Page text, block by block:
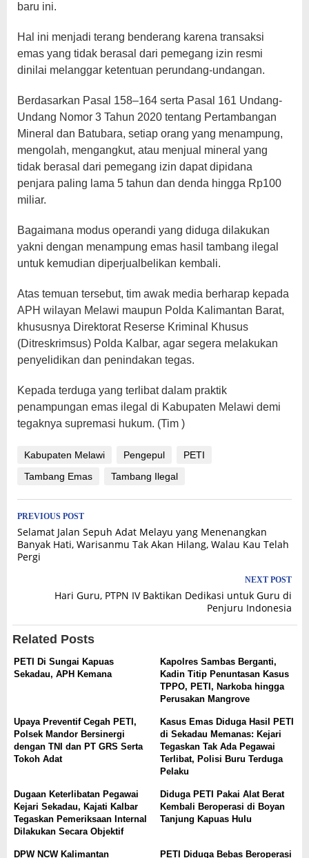
baru ini.
Hal ini menjadi terang benderang karena transaksi
emas yang tidak berasal dari pemegang izin resmi
dinilai melanggar ketentuan perundang-undangan.
Berdasarkan Pasal 158–164 serta Pasal 161 Undang-
Undang Nomor 3 Tahun 2020 tentang Pertambangan
Mineral dan Batubara, setiap orang yang menampung,
mengolah, mengangkut, atau menjual mineral yang
tidak berasal dari pemegang izin dapat dipidana
penjara paling lama 5 tahun dan denda hingga Rp100
miliar.
Bagaimana modus operandi yang diduga dilakukan
yakni dengan menampung emas hasil tambang ilegal
untuk kemudian diperjualbelikan kembali.
Atas temuan tersebut, tim awak media berharap kepada
APH wilayan Melawi maupun Polda Kalimantan Barat,
khususnya Direktorat Reserse Kriminal Khusus
(Ditreskrimsus) Polda Kalbar, agar segera melakukan
penyelidikan dan penindakan tegas.
Kepada terduga yang terlibat dalam praktik
penampungan emas ilegal di Kabupaten Melawi demi
tegaknya supremasi hukum. (Tim )
Kabupaten Melawi Pengepul
PETI
Tambang Emas
Tambang Ilegal
Post
navigation
PREVIOUS POST
Selamat Jalan Sepuh Adat Melayu yang Menenangkan
Banyak Hati, Warisanmu Tak Akan Hilang, Walau Kau Telah
Pergi
NEXT POST
Hari Guru, PTPN IV Baktikan Dedikasi untuk Guru di
Penjuru Indonesia
Related Posts
PETI Di Sungai Kapuas
Sekadau, APH Kemana
Kapolres Sambas Berganti,
Kadin Titip Penuntasan Kasus
TPPO, PETI, Narkoba hingga
Perusakan Mangrove
Upaya Preventif Cegah PETI,
Polsek Mandor Bersinergi
dengan TNI dan PT GRS Serta
Tokoh Adat
Kasus Emas Diduga Hasil PETI
di Sekadau Memanas: Kejari
Tegaskan Tak Ada Pegawai
Terlibat, Polisi Buru Terduga
Pelaku
Dugaan Keterlibatan Pegawai
Kejari Sekadau, Kajati Kalbar
Tegaskan Pemeriksaan Internal
Dilakukan Secara Objektif
Diduga PETI Pakai Alat Berat
Kembali Beroperasi di Boyan
Tanjung Kapuas Hulu
DPW NCW Kalimantan PETI Diduga Bebas Beroperasi